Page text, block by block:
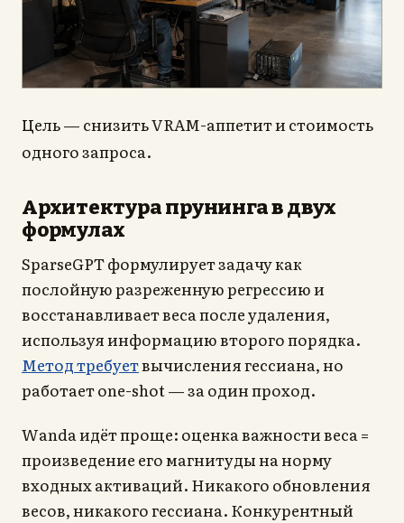
Цель — снизить VRAM-аппетит и стоимость
одного запроса.
Архитектура прунинга в двух
формулах
SparseGPT формулирует задачу как
послойную разреженную регрессию и
восстанавливает веса после удаления,
используя информацию второго порядка.
Метод требуетвычисления гессиана, но
работает one-shot — за один проход.
Wanda идёт проще: оценка важности веса =
произведение его магнитуды на норму
входных активаций. Никакого обновления
весов, никакого гессиана. Конкурентный